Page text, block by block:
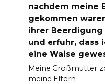
nachdem meine
gekommen
ihrer
und erfuhr, dass
eine Waise
Meine Großmutter
meine Eltern